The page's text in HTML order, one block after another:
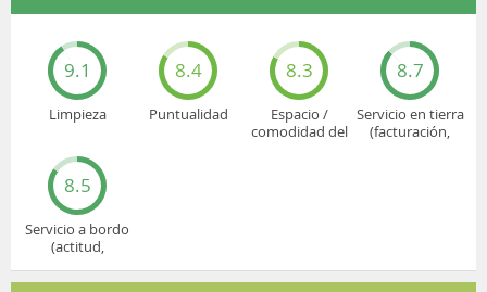
9.1
Limpieza
8.4
Puntualidad
8.3
Espacio /
comodidad del
8.7
Servicio en tierra
(facturación,
8.5
Servicio a bordo
(actitud,